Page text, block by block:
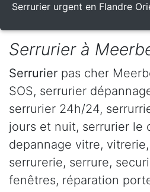
Serrurier urgent en Flandre
Serrurier à
Serrurier pas cher
SOS, serrurier
serrurier 24h/24,
jours et nuit, serrurier le
depannage vitre,
serrurerie, serrure,
fenêtres, réparation